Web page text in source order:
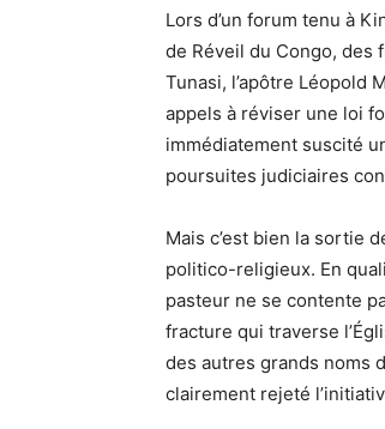
Lors d’un forum tenu à
de Réveil du Congo, des
Tunasi, l’apôtre Léopold
appels à réviser une loi
immédiatement suscité
poursuites judiciaires
Mais c’est bien la sortie
politico-religieux. En
pasteur ne se contente
fracture qui traverse
des autres grands noms
clairement rejeté